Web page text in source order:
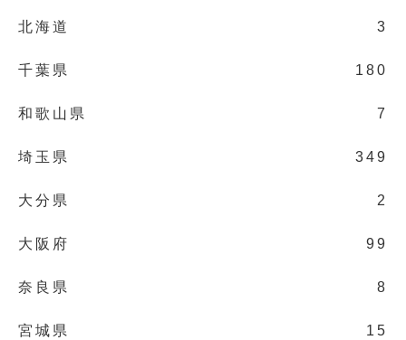
北海道 3
千葉県 180
和歌山県 7
埼玉県 349
大分県 2
大阪府 99
奈良県 8
宮城県 15